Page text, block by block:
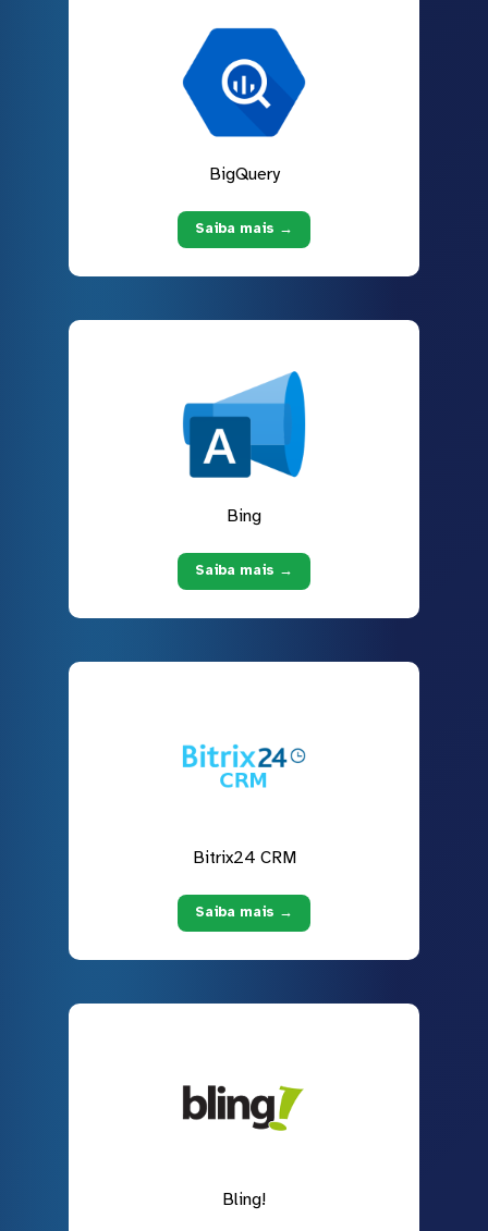
BigQuery
Saiba mais →
Bing
Saiba mais →
Bitrix24 CRM
Saiba mais →
Bling!